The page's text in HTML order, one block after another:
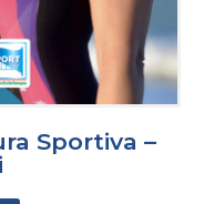
Sportiva –